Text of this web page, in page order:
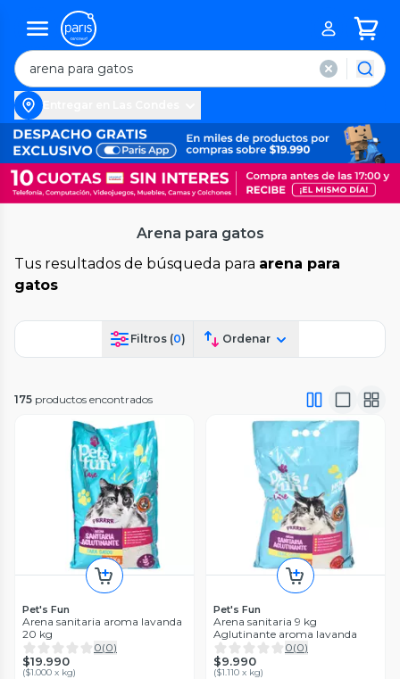
Arena para gatos
Tus resultados de búsqueda para arena para
gatos
Filtros (0) Ordenar
175 productos encontrados
Pet's Fun
Arena sanitaria aroma lavanda
20 kg
0(0)
$19.990
($1.000 x kg)
Pet's Fun
Arena sanitaria 9 kg
Aglutinante aroma lavanda
0(0)
$9.990
($1.110 x kg)